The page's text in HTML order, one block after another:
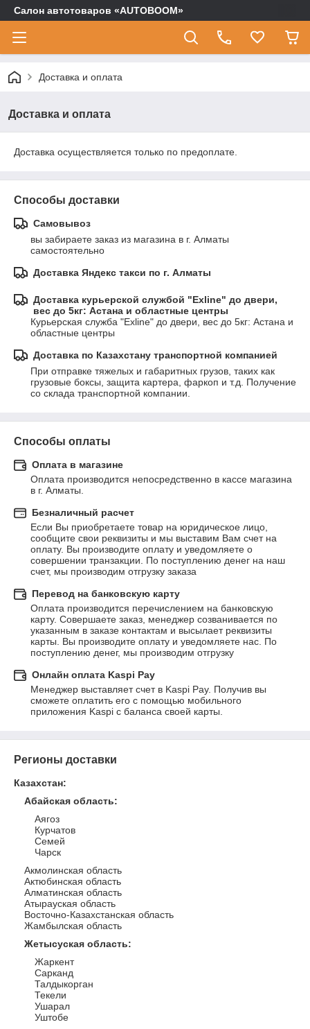
Салон автотоваров «AUTOBOOM»
Доставка и оплата
Доставка и оплата
Доставка осуществляется только по предоплате.
Способы доставки
Самовывоз
вы забираете заказ из магазина в г. Алматы
самостоятельно
Доставка Яндекс такси по г. Алматы
Доставка курьерской службой "Exline" до двери,
вес до 5кг: Астана и областные центры
Курьерская служба "Exline" до двери, вес до 5кг: Астана и
областные центры
Доставка по Казахстану транспортной компанией
При отправке тяжелых и габаритных грузов, таких как
грузовые боксы, защита картера, фаркоп и т.д. Получение
со склада транспортной компании.
Способы оплаты
Оплата в магазине
Оплата производится непосредственно в кассе магазина
в г. Алматы.
Безналичный расчет
Если Вы приобретаете товар на юридическое лицо,
сообщите свои реквизиты и мы выставим Вам счет на
оплату. Вы производите оплату и уведомляете о
совершении транзакции. По поступлению денег на наш
счет, мы производим отгрузку заказа
Перевод на банковскую карту
Оплата производится перечислением на банковскую
карту. Совершаете заказ, менеджер созванивается по
указанным в заказе контактам и высылает реквизиты
карты. Вы производите оплату и уведомляете нас. По
поступлению денег, мы производим отгрузку
Онлайн оплата Kaspi Pay
Менеджер выставляет счет в Kaspi Pay. Получив вы
сможете оплатить его с помощью мобильного
приложения Kaspi с баланса своей карты.
Регионы доставки
Казахстан:
Абайская область:
Аягоз
Курчатов
Семей
Чарск
Акмолинская область
Актюбинская область
Алматинская область
Атырауская область
Восточно-Казахстанская область
Жамбылская область
Жетысуская область:
Жаркент
Сарканд
Талдыкорган
Текели
Ушарал
Уштобе